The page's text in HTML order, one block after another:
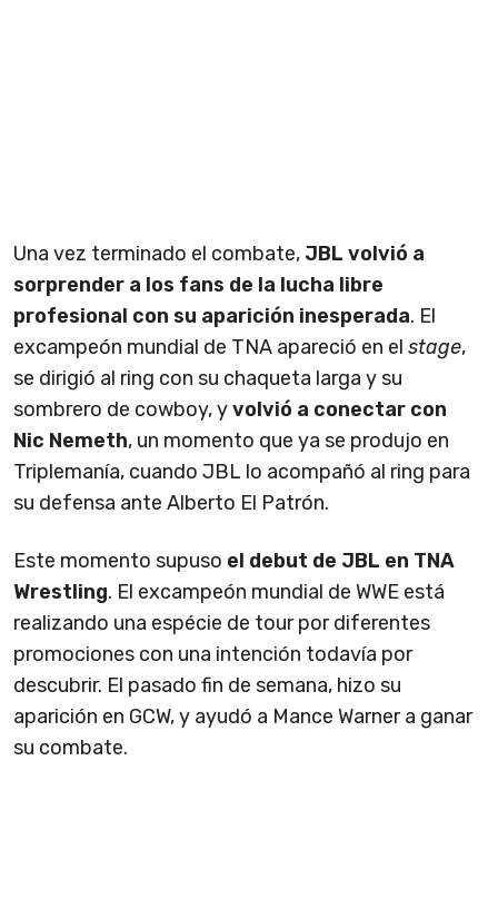
Una vez terminado el combate, JBL volvió a
sorprender a los fans de la lucha libre
profesional con su aparición inesperada. El
excampeón mundial de TNA apareció en el stage,
se dirigió al ring con su chaqueta larga y su
sombrero de cowboy, yvolvió a conectar con
Nic Nemeth, un momento que ya se produjo en
Triplemanía, cuando JBL lo acompañó al ring para
su defensa ante Alberto El Patrón.
Este momento supuso el debut de JBL en TNA
Wrestling. El excampeón mundial de WWE está
realizando una espécie de tour por diferentes
promociones con una intención todavía por
descubrir. El pasado fin de semana, hizo su
aparición en GCW, y ayudó a Mance Warner a ganar
su combate.